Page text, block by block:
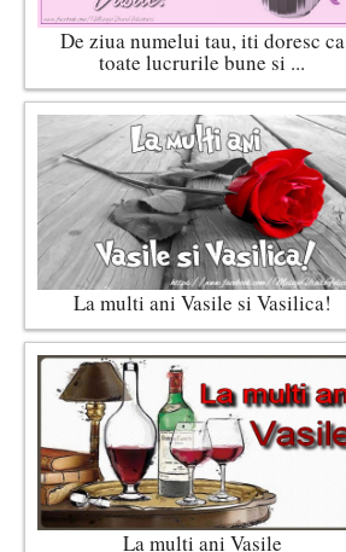
De ziua numelui tau, iti doresc ca
toate lucrurile bune si ...
La multi ani Vasile si Vasilica!
La multi ani Vasile